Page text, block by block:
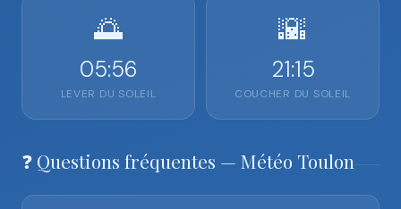
🌅
05:56
LEVER DU SOLEIL
🌇
21:15
COUCHER DU SOLEIL
❓ Questions fréquentes — Météo Toulon